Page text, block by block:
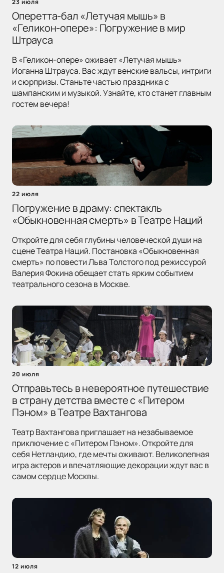
23 июля
Оперетта-бал «Летучая мышь» в
«Геликон-опере»: Погружение в мир
Штрауса
В «Геликон-опере» оживает «Летучая мышь»
Иоганна Штрауса. Вас ждут венские вальсы, интриги
и сюрпризы. Станьте частью праздника с
шампанским и музыкой. Узнайте, кто станет главным
гостем вечера!
22 июля
Погружение в драму: спектакль
«Обыкновенная смерть» в Театре Наций
Откройте для себя глубины человеческой души на
сцене Театра Наций. Постановка «Обыкновенная
смерть» по повести Льва Толстого под режиссурой
Валерия Фокина обещает стать ярким событием
театрального сезона в Москве.
20 июля
Отправьтесь в невероятное путешествие
в страну детства вместе с «Питером
Пэном» в Театре Вахтангова
Театр Вахтангова приглашает на незабываемое
приключение с «Питером Пэном». Откройте для
себя Нетландию, где мечты оживают. Великолепная
игра актеров и впечатляющие декорации ждут вас в
самом сердце Москвы.
12 июля